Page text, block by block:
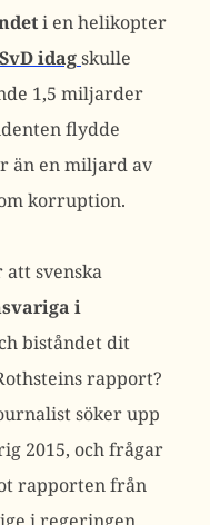
i en helikopter
idagskulle
1,5 miljarder
flydde
än en miljard av
korruption.
svenska
i
biståndet dit
rapport?
söker upp
2015, och frågar
rapporten från